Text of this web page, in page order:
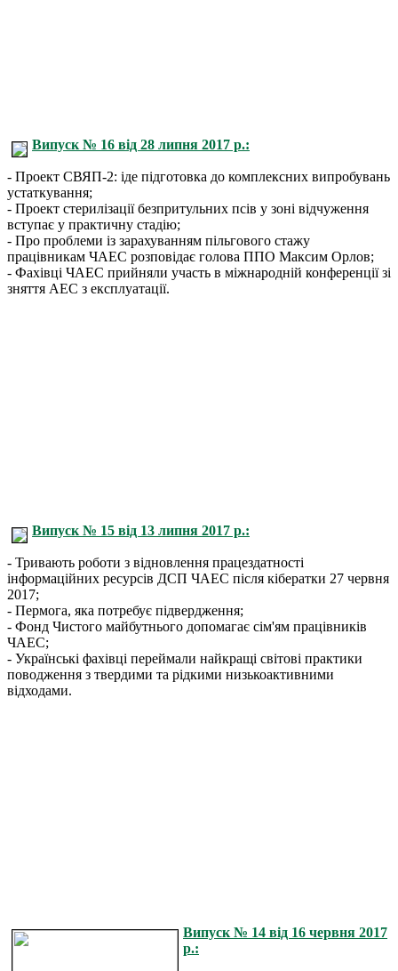
Випуск № 16 від 28 липня 2017 р.:
- Проект СВЯП-2: іде підготовка до комплексних випробувань
устаткування;
- Проект стерилізації безпритульних псів у зоні відчуження
вступає у практичну стадію;
- Про проблеми із зарахуванням пільгового стажу
працівникам ЧАЕС розповідає голова ППО Максим Орлов;
- Фахівці ЧАЕС прийняли участь в міжнародній конференції зі
зняття АЕС з експлуатації.
Випуск № 15 від 13 липня 2017 р.:
- Тривають роботи з відновлення працездатності
інформаційних ресурсів ДСП ЧАЕС після кібератки 27 червня
2017;
- Пермога, яка потребує підвердження;
- Фонд Чистого майбутнього допомагає сім'ям працівників
ЧАЕС;
- Українські фахівці переймали найкращі світові практики
поводження з твердими та рідкими низькоактивними
відходами.
Випуск № 14 від 16 червня 2017
р.: